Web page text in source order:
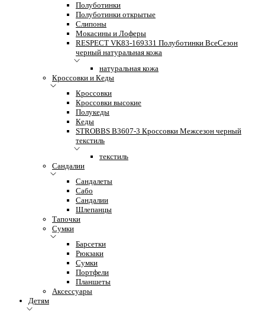
Полуботинки
Полуботинки открытые
Слипоны
Мокасины и Лоферы
RESPECT VK83-169331 Полуботинки ВсеСезон
черный натуральная кожа
натуральная кожа
Кроссовки и Кеды
Кроссовки
Кроссовки высокие
Полукеды
Кеды
STROBBS B3607-3 Кроссовки Межсезон черный
текстиль
текстиль
Сандалии
Сандалеты
Сабо
Сандалии
Шлепанцы
Тапочки
Сумки
Барсетки
Рюкзаки
Сумки
Портфели
Планшеты
Аксессуары
Детям